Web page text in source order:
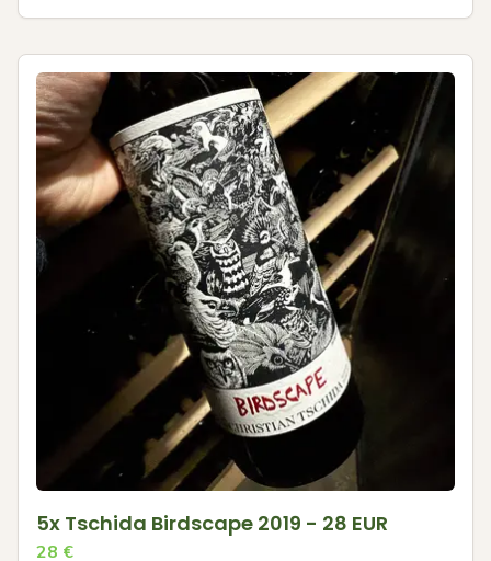
5x Tschida Birdscape 2019 - 28 EUR
28 €